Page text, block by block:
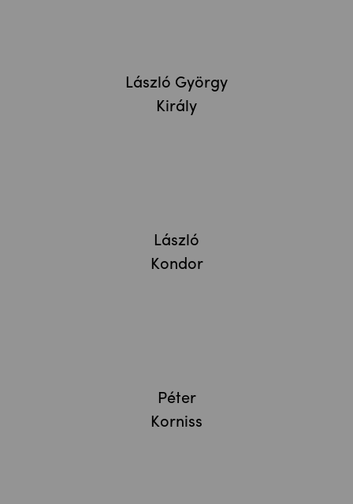
László György
Király
László
Kondor
Péter
Korniss